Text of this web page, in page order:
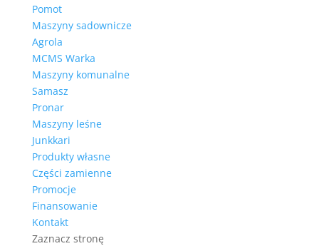
Pomot
Maszyny sadownicze
Agrola
MCMS Warka
Maszyny komunalne
Samasz
Pronar
Maszyny leśne
Junkkari
Produkty własne
Części zamienne
Promocje
Finansowanie
Kontakt
Zaznacz stronę